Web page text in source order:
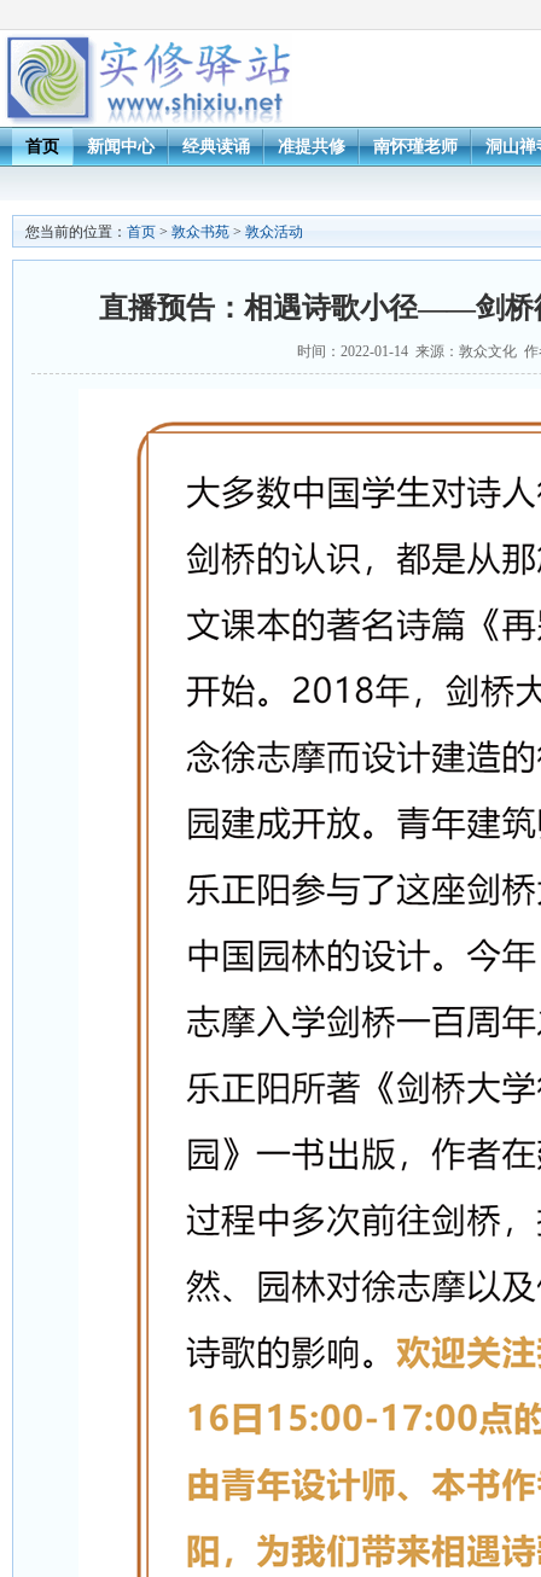
首页 新闻中心 经典读诵 准提共修 南怀瑾老师 洞山禅
您当前的位置： 首页 > 敦众书苑 > 敦众活动
直播预告：相遇诗歌小径——剑桥
时间：2022-01-14 来源：敦众文化